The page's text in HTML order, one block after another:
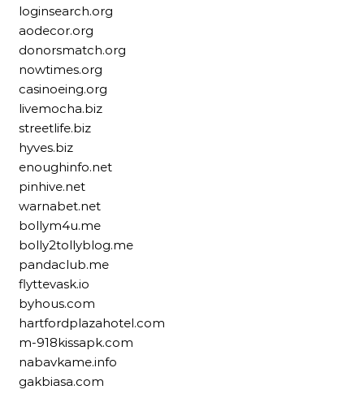
loginsearch.org
aodecor.org
donorsmatch.org
nowtimes.org
casinoeing.org
livemocha.biz
streetlife.biz
hyves.biz
enoughinfo.net
pinhive.net
warnabet.net
bollym4u.me
bolly2tollyblog.me
pandaclub.me
flyttevask.io
byhous.com
hartfordplazahotel.com
m-918kissapk.com
nabavkame.info
gakbiasa.com